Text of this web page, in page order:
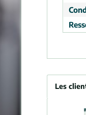
Les